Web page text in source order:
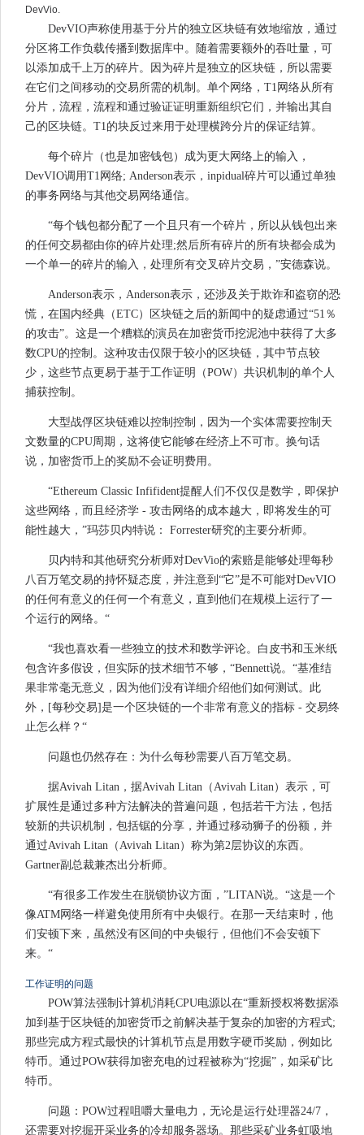
DevVio.
DevVIO声称使用基于分片的独立区块链有效地缩放，通过
分区将工作负载传播到数据库中。随着需要额外的吞吐量，可
以添加成千上万的碎片。因为碎片是独立的区块链，所以需要
在它们之间移动的交易所需的机制。单个网络，T1网络从所有
分片，流程，流程和通过验证证明重新组织它们，并输出其自
己的区块链。T1的块反过来用于处理横跨分片的保证结算。
每个碎片（也是加密钱包）成为更大网络上的输入，
DevVIO调用T1网络; Anderson表示，inpidual碎片可以通过单独
的事务网络与其他交易网络通信。
“每个钱包都分配了一个且只有一个碎片，所以从钱包出来
的任何交易都由你的碎片处理;然后所有碎片的所有块都会成为
一个单一的碎片的输入，处理所有交叉碎片交易，”安德森说。
Anderson表示，Anderson表示，还涉及关于欺诈和盗窃的恐
慌，在国内经典（ETC）区块链之后的新闻中的疑虑通过“51％
的攻击”。这是一个糟糕的演员在加密货币挖泥池中获得了大多
数CPU的控制。这种攻击仅限于较小的区块链，其中节点较
少，这些节点更易于基于工作证明（POW）共识机制的单个人
捕获控制。
大型战俘区块链难以控制控制，因为一个实体需要控制天
文数量的CPU周期，这将使它能够在经济上不可市。换句话
说，加密货币上的奖励不会证明费用。
“Ethereum Classic Infifident提醒人们不仅仅是数学，即保护
这些网络，而且经济学 - 攻击网络的成本越大，即将发生的可
能性越大，”玛莎贝内特说： Forrester研究的主要分析师。
贝内特和其他研究分析师对DevVio的索赔是能够处理每秒
八百万笔交易的持怀疑态度，并注意到“它”是不可能对DevVIO
的任何有意义的任何一个有意义，直到他们在规模上运行了一
个运行的网络。“
“我也喜欢看一些独立的技术和数学评论。白皮书和玉米纸
包含许多假设，但实际的技术细节不够，“Bennett说。“基准结
果非常毫无意义，因为他们没有详细介绍他们如何测试。此
外，[每秒交易]是一个区块链的一个非常有意义的指标 - 交易终
止怎么样？“
问题也仍然存在：为什么每秒需要八百万笔交易。
据Avivah Litan，据Avivah Litan（Avivah Litan）表示，可
扩展性是通过多种方法解决的普遍问题，包括若干方法，包括
较新的共识机制，包括锯的分享，并通过移动狮子的份额，并
通过Avivah Litan（Avivah Litan）称为第2层协议的东西。
Gartner副总裁兼杰出分析师。
“有很多工作发生在脱锁协议方面，”LITAN说。“这是一个
像ATM网络一样避免使用所有中央银行。在那一天结束时，他
们安顿下来，虽然没有区间的中央银行，但他们不会安顿下
来。“
工作证明的问题
POW算法强制计算机消耗CPU电源以在“重新授权将数据添
加到基于区块链的加密货币之前解决基于复杂的加密的方程式;
那些完成方程式最快的计算机节点是用数字硬币奖励，例如比
特币。通过POW获得加密充电的过程被称为“挖掘”，如采矿比
特币。
问题：POW过程咀嚼大量电力，无论是运行处理器24/7，
还需要对挖掘开采业务的冷却服务器场。那些采矿业务虹吸地